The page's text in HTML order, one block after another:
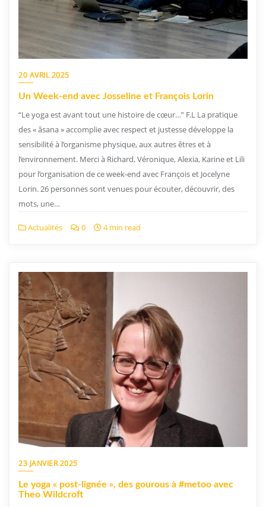
20 AVRIL 2025
Un Week-end avec Josseline et François Lorin
“Le yoga est avant tout une histoire de cœur…” F.L La pratique
des « âsana » accomplie avec respect et justesse développe la
sensibilité à l’organisme physique, aux autres êtres et à
l’environnement. Merci à Richard, Véronique, Alexia, Karine et Lili
pour l’organisation de ce week-end avec François et Jocelyne
Lorin. 26 personnes sont venues pour écouter, découvrir, des
mots, une…
Actualités 0 4 min read
23 JANVIER 2025
Le yoga « post-lignée », des gourous à #metoo avec
Theo Wildcroft